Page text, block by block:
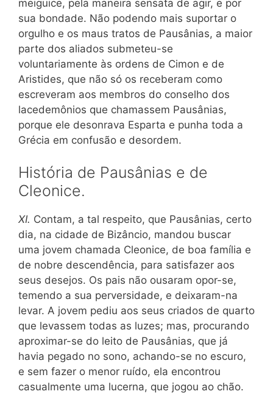
meiguice, pela maneira sensata de agir, e por
sua bondade. Não podendo mais suportar o
orgulho e os maus tratos de Pausânias, a maior
parte dos aliados submeteu-se
voluntariamente às ordens de Cimon e de
Aristides, que não só os receberam como
escreveram aos membros do conselho dos
lacedemônios que chamassem Pausânias,
porque ele desonrava Esparta e punha toda a
Grécia em confusão e desordem.
História de Pausânias e de
Cleonice.
XI. Contam, a tal respeito, que Pausânias, certo
dia, na cidade de Bizâncio, mandou buscar
uma jovem chamada Cleonice, de boa família e
de nobre descendência, para satisfazer aos
seus desejos. Os pais não ousaram opor-se,
temendo a sua perversidade, e deixaram-na
levar. A jovem pediu aos seus criados de quarto
que levassem todas as luzes; mas, procurando
aproximar-se do leito de Pausânias, que já
havia pegado no sono, achando-se no escuro,
e sem fazer o menor ruído, ela encontrou
casualmente uma lucerna, que jogou ao chão.